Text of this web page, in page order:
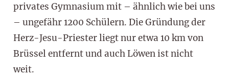
privates Gymnasium mit – ähnlich wie bei uns
– ungefähr 1200 Schülern. Die Gründung der
Herz-Jesu-Priester liegt nur etwa 10 km von
Brüssel entfernt und auch Löwen ist nicht
weit.